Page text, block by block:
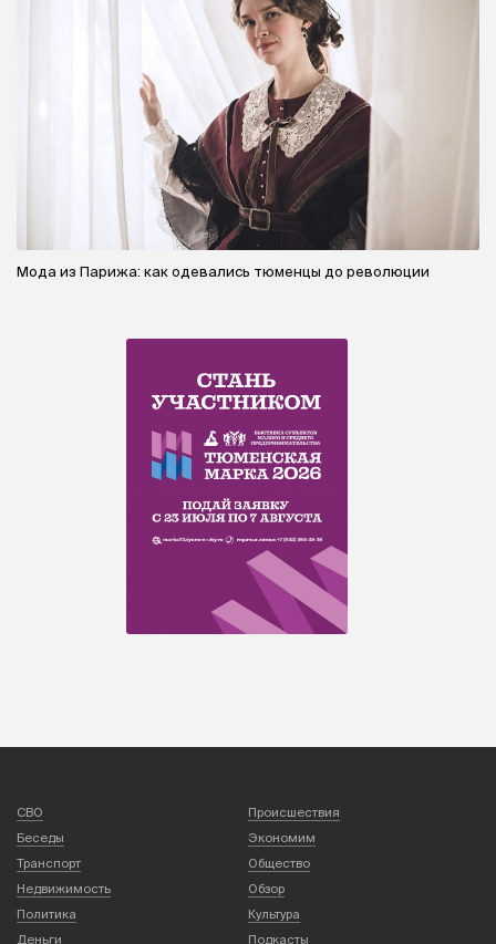
Мода из Парижа: как одевались тюменцы до революции
СВО
Происшествия
Беседы
Экономим
Транспорт
Общество
Недвижимость
Обзор
Политика
Культура
Деньги
Подкасты